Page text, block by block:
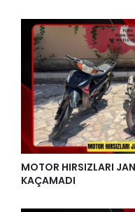
MOTOR HIRSIZLARI
KAÇAMADI